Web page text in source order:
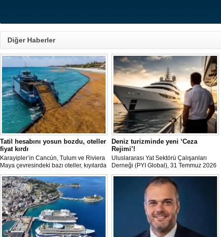
Diğer Haberler
Tatil hesabını yosun bozdu, oteller
fiyat kırdı
Karayipler’in Cancún, Tulum ve Riviera
Maya çevresindeki bazı oteller, kıyılarda
biriken ve çürüdükçe ağır koku yayan
sargassum yosununun rezervasyonları
yavaşlatması üzerine yaz fiyatlarında
yüzde 40’a varan indirimlere yöneldi.
Deniz turizminde yeni ‘Ceza
Rejimi’!
Uluslararası Yat Sektörü Çalışanları
Derneği (PYI Global), 31 Temmuz 2026
tarihinde yürürlüğe giren 7590 sayılı
Kanun’un deniz turizmine etkilerine
ilişkin bir değerlendirme yayımladı.